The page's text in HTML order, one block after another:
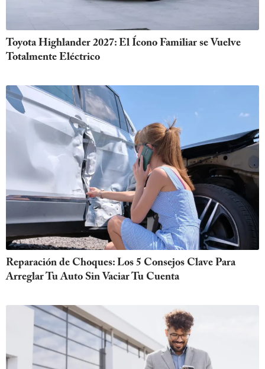
Toyota Highlander 2027: El Ícono Familiar se Vuelve
Totalmente Eléctrico
Reparación de Choques: Los 5 Consejos Clave Para
Arreglar Tu Auto Sin Vaciar Tu Cuenta